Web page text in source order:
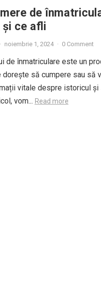
de
și ce afli
· noiembrie 1, 2024 · 0 Comment
de înmatriculare este un
să cumpere sau să
vitale despre istoricul și
vom... Read more